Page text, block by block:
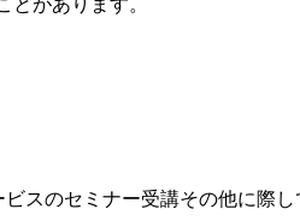
スのセミナー受講その他に際